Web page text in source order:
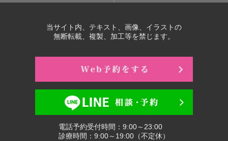
当サイト内、テキスト、画像、イラストの
無断転載、複製、加工等を禁じます。
電話予約受付時間：9:00～23:00
診療時間：9:00～19:00（不定休）